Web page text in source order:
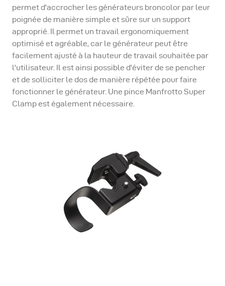
permet d'accrocher les générateurs broncolor par leur
poignée de manière simple et sûre sur un support
approprié. Il permet un travail ergonomiquement
optimisé et agréable, car le générateur peut être
facilement ajusté à la hauteur de travail souhaitée par
l'utilisateur. Il est ainsi possible d'éviter de se pencher
et de solliciter le dos de manière répétée pour faire
fonctionner le générateur. Une pince Manfrotto Super
Clamp est également nécessaire.